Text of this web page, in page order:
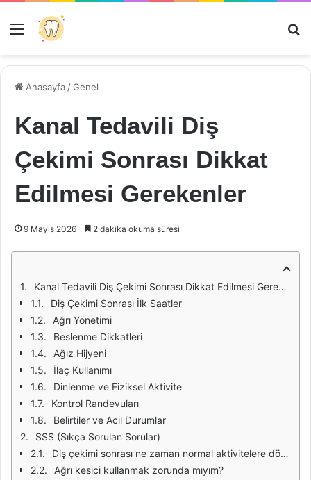
Menü
Anasayfa /Genel
Kanal Tedavili Diş
Çekimi Sonrası Dikkat
Edilmesi Gerekenler
9 Mayıs 2026 2 dakika okuma süresi
Kanal Tedavili Diş Çekimi Sonrası Dikkat Edilmesi Gerekenler
Diş Çekimi Sonrası İlk Saatler
Ağrı Yönetimi
Beslenme Dikkatleri
Ağız Hijyeni
İlaç Kullanımı
Dinlenme ve Fiziksel Aktivite
Kontrol Randevuları
Belirtiler ve Acil Durumlar
SSS (Sıkça Sorulan Sorular)
Diş çekimi sonrası ne zaman normal aktivitelere dönebilirim?
Ağrı kesici kullanmak zorunda mıyım?